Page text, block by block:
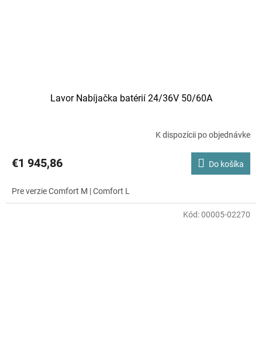
Lavor Nabíjačka batérií 24/36V 50/60A
K dispozícii po objednávke
€1 945,86 Do košíka
Pre verzie Comfort M | Comfort L
Kód:00005-02270